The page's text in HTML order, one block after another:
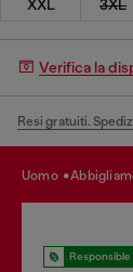
XXL
3XL
Verifica la
Resi gratuiti.
uomo
Responsible